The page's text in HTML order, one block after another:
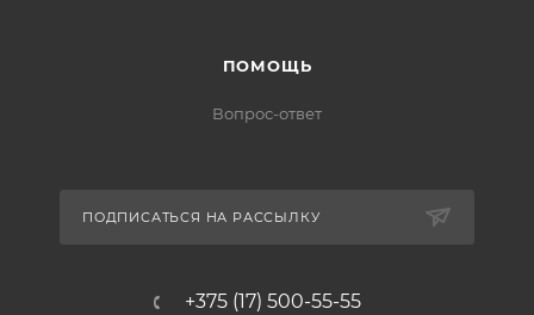
ПОМОЩЬ
Вопрос-ответ
ПОДПИСАТЬСЯ НА РАССЫЛКУ
+375 (17) 500-55-55